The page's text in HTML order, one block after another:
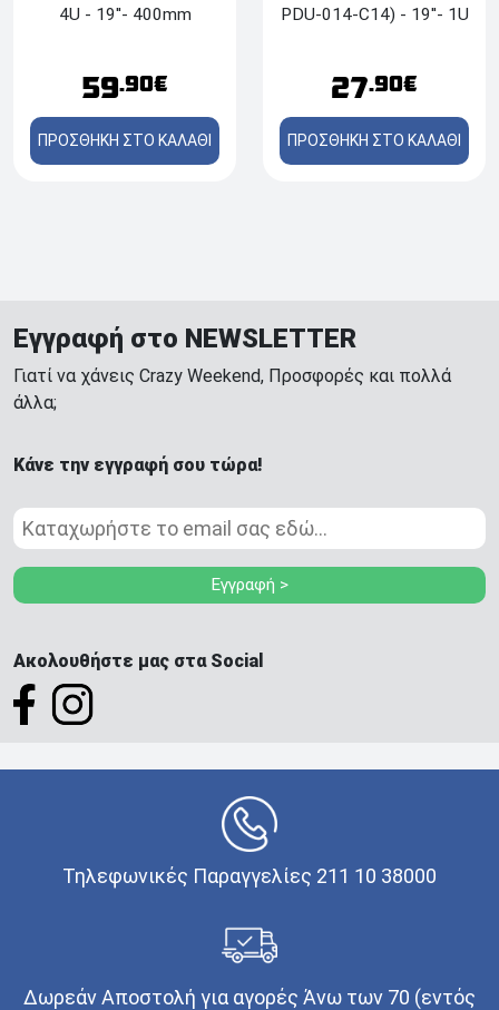
4U - 19''- 400mm
59.90€
ΠΡΟΣΘΗΚΗ ΣΤΟ ΚΑΛΑΘΙ
PDU-014-C14) - 19''- 1U
27.90€
ΠΡΟΣΘΗΚΗ ΣΤΟ ΚΑΛΑΘΙ
Εγγραφή στο NEWSLETTER
Γιατί να χάνεις Crazy Weekend, Προσφορές και πολλά
άλλα;
Κάνε την εγγραφή σου τώρα!
Εγγραφή >
Ακολουθήστε μας στα Social
Τηλεφωνικές Παραγγελίες 211 10 38000
Δωρεάν Αποστολή για αγορές Άνω των 70 (εντός